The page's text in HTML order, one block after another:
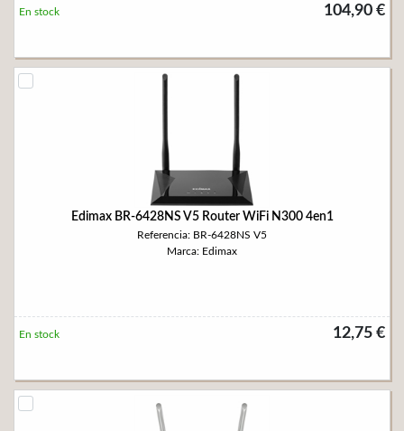
104,90 €
En stock
Edimax BR-6428NS V5 Router WiFi N300 4en1
Referencia: BR-6428NS V5
Marca: Edimax
12,75 €
En stock